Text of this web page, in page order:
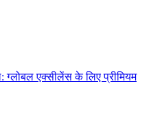
ग्लोबल एक्सीलेंस के लिए प्रीमियम